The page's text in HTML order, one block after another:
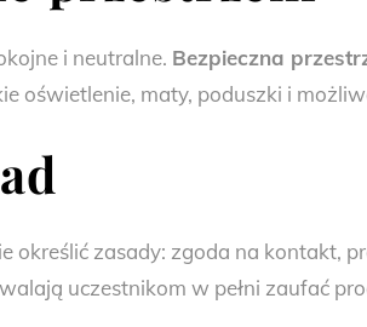
i neutralne. Bezpieczna
oświetlenie, maty, poduszki i
określić zasady: zgoda na kontakt,
uczestnikom w pełni zaufać